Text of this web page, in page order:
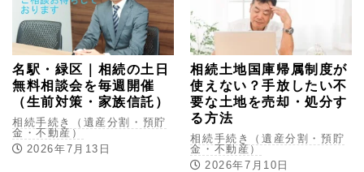
名駅・緑区｜相続の土日
無料相談会を毎週開催
（生前対策・家族信託）
相続手続き（遺産分割・預貯
金・不動産）
2026年7月13日
相続土地国庫帰属制度が
使えない？手放したい不
要な土地を売却・処分す
る方法
相続手続き（遺産分割・預貯
金・不動産）
2026年7月10日